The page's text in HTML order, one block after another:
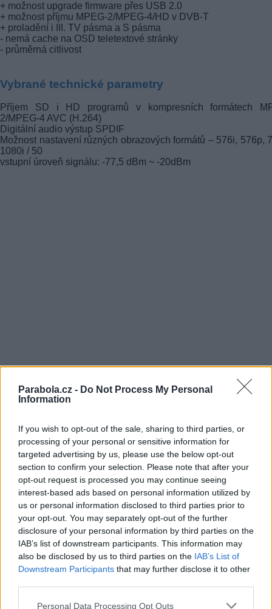
Parabola.cz - Do Not Process My Personal
Information
If you wish to opt-out of the sale, sharing to third parties, or
processing of your personal or sensitive information for
targeted advertising by us, please use the below opt-out
section to confirm your selection. Please note that after your
opt-out request is processed you may continue seeing
interest-based ads based on personal information utilized by
us or personal information disclosed to third parties prior to
your opt-out. You may separately opt-out of the further
disclosure of your personal information by third parties on the
IAB’s list of downstream participants. This information may
also be disclosed by us to third parties on the IAB’s List of
Downstream Participants that may further disclose it to other
Personal Data Processing Opt Outs
+ možnost upgrade firmware přes USB 2.0
+ možnost příjmu MPEG-2/MPEG-4/HD v DVB-T
+ proladění i III. TV pásma a S pásma
- nemá cache na OSD teletextové stránky
- průměrná citlivost
Vybrané technické parametry
Příjem SD i HD programů v kompresních formátech
2/MPEG-4 AVC (H.264)
Digitální audio výstup SPDIF
Možnost nastavení různých obrazových formátů – 576i, 576p,
1080i / 50
vstupní úroveň signálu: -77,5 dBm ~ -20dBm
HDMI, SCART, CVBS výstup
Upgrade firmware přes USB 2.0 nebo OTA
Multijazyčné menu včetně češtiny
Automatické vyhledávání programů
VBI i OSD teletext
Set top box Arion je v současné době nabízen v koncových
nad 6 tisíc Kč.
Za zapůjčení přístroje k testům děkuji firměOmko Digital a.s
zajišťuje jeho distribuci i prostřednictvím dalších
Martin Vyleťal